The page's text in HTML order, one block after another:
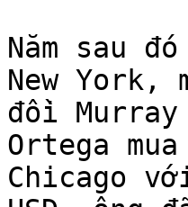
Năm sau
New York,
đồi
Ortega
Chicago